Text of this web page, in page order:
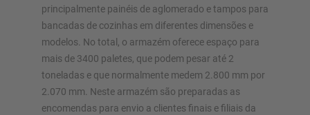
principalmente painéis de aglomerado e tampos para
bancadas de cozinhas em diferentes dimensões e
modelos. No total, o armazém oferece espaço para
mais de 3400 paletes, que podem pesar até 2
toneladas e que normalmente medem 2.800 mm por
2.070 mm. Neste armazém são preparadas as
encomendas para envio a clientes finais e filiais da